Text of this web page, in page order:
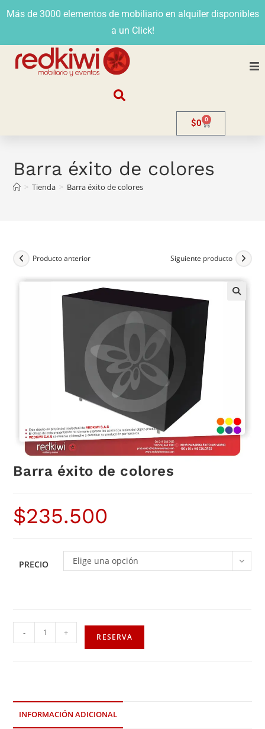
Más de 3000 elementos de mobiliario en alquiler disponibles
a un Click!
Contacto
$0 0
Barra éxito de colores
> Tienda > Barra éxito de colores
Producto anterior Siguiente producto
Barra éxito de colores
$235.500
PRECIO Elige una opción
- + RESERVA
INFORMACIÓN ADICIONAL